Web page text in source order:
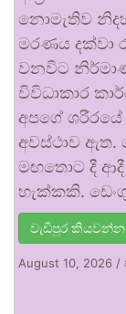
නොමැතිව
මරණය දක්වා
වනවිට
විවිධාකාර
අපගේ
අවස්ථාව ඇත.
මඟතොට දී
හැක්කකි.
වැඩිපුර කියවන්න
August 10, 2026 /